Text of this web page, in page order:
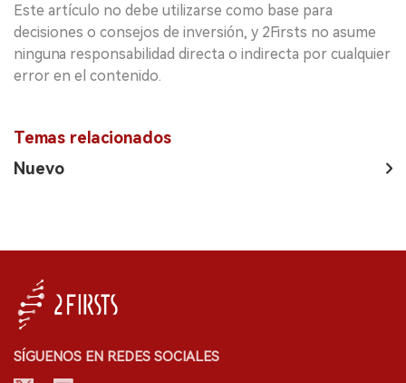
Este artículo no debe utilizarse como base para
decisiones o consejos de inversión, y 2Firsts no asume
ninguna responsabilidad directa o indirecta por cualquier
error en el contenido.
Temas relacionados
Nuevo
SÍGUENOS EN REDES SOCIALES